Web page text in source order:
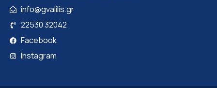
info@gvalilis.gr
22530 32042
Facebook
Instagram